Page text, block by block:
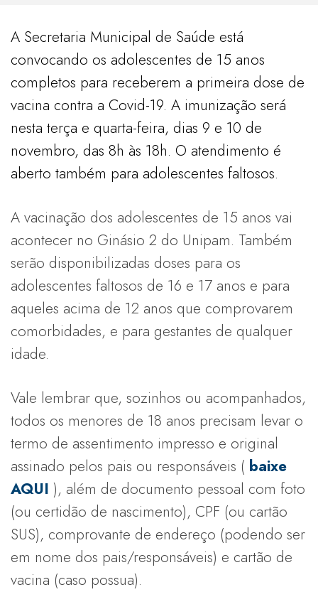
A Secretaria Municipal de Saúde está
convocando os adolescentes de 15 anos
completos para receberem a primeira dose de
vacina contra a Covid-19. A imunização será
nesta terça e quarta-feira, dias 9 e 10 de
novembro, das 8h às 18h. O atendimento é
aberto também para adolescentes faltosos.
A vacinação dos adolescentes de 15 anos vai
acontecer no Ginásio 2 do Unipam. Também
serão disponibilizadas doses para os
adolescentes faltosos de 16 e 17 anos e para
aqueles acima de 12 anos que comprovarem
comorbidades, e para gestantes de qualquer
idade.
Vale lembrar que, sozinhos ou acompanhados,
todos os menores de 18 anos precisam levar o
termo de assentimento impresso e original
assinado pelos pais ou responsáveis ( baixe
AQUI ), além de documento pessoal com foto
(ou certidão de nascimento), CPF (ou cartão
SUS), comprovante de endereço (podendo ser
em nome dos pais/responsáveis) e cartão de
vacina (caso possua).